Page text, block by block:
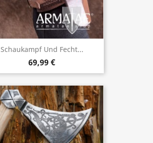
Schaukampf Und Fecht...
69,99 €